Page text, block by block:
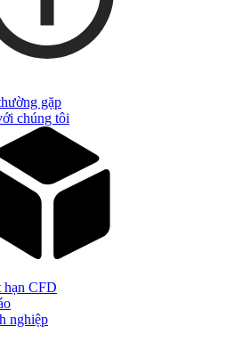
gặp
chúng tôi
hạn CFD
nghiệp